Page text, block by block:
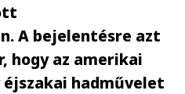
A bejelentésre azt
hogy az amerikai
hadművelet